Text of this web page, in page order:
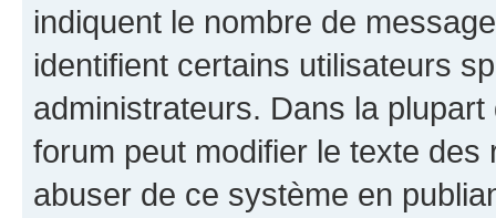
indiquent le nombre de
identifient certains utilisateurs
administrateurs. Dans la
forum peut modifier le texte
abuser de ce système en